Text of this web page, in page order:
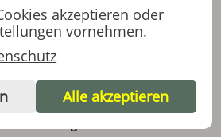
hier. Wenn ich mal traurig
Ich arbeite gerne im
schon neue Freunde gefunden. Mit
oder wir gehen spazieren, am
akzeptieren oder
vornehmen.
Alle akzeptieren